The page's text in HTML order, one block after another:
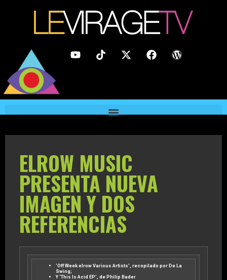
ELROW MUSIC
PRESENTA NUEVA
IMAGEN Y DOS
REFERENCIAS
‘Off Week elrow Various Artists’, recopilado por De La
Swing;
Y ‘This Is Acid EP’, de Philip Bader